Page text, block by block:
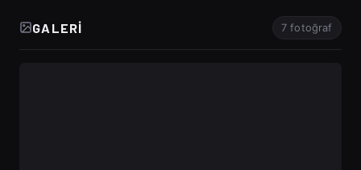
GALERI 7 fotoğraf